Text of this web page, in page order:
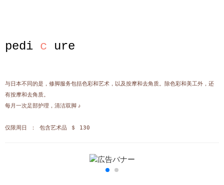
pedi c ure
与日本不同的是，修脚服务包括色彩和艺术，以及按摩和去角质。除色彩和美工外，还
有按摩和去角质。
每月一次足部护理，清洁双脚 ♪
仅限周日 ： 包含艺术品 ＄ 130